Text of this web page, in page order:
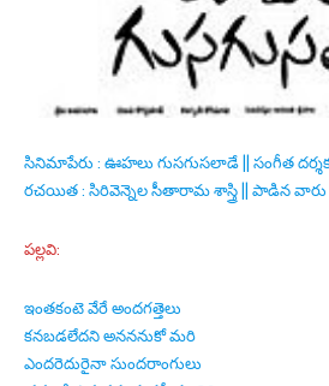
సినిమాపేరు : ఊహలు గుసగుసలాడే || సంగీత
రచయిత : సిరివెన్నెల సీతారామ శాస్త్రి || పాడిన వారు
పల్లవి:
ఇంతకంటె వేరే అందగత్తెలు
కనబడలేదని అనననుకో మరి
ఎందరెదురైనా సుందరాంగులు